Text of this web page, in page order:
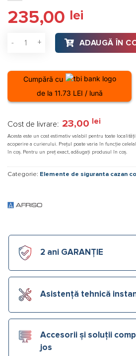
235,00 lei
Cantitate Supapă de siguranță
ADAUGĂ ÎN
Cumpără cu
de la 11.73 LEI / lună
Cost de livrare: 23,00 lei
Acesta este un cost estimativ valabil pentru toate
acoperire a curierului. Prețul poate varia în funcție
în coș. Pentru un preț exact, adăugați produsul în coș.
Categorie: Elemente de siguranta cazan
2 ani GARANȚIE
Asistență tehnică
Accesorii și soluții
jos